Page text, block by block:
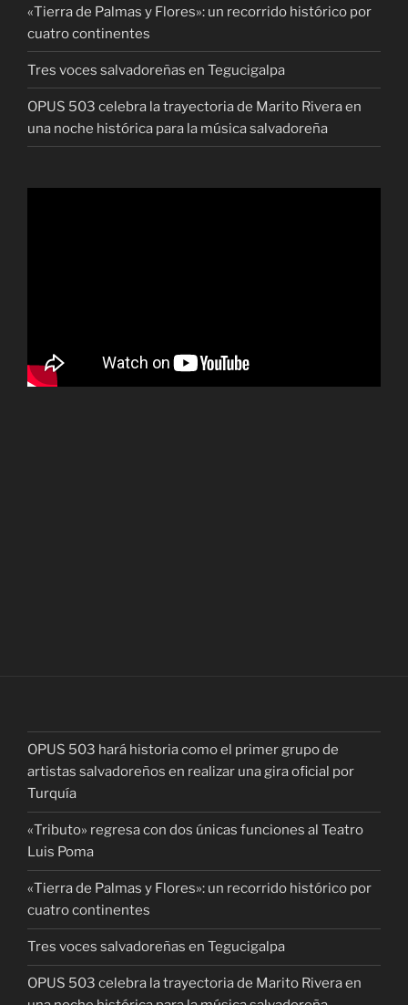
«Tierra de Palmas y Flores»: un recorrido histórico por
cuatro continentes
Tres voces salvadoreñas en Tegucigalpa
OPUS 503 celebra la trayectoria de Marito Rivera en
una noche histórica para la música salvadoreña
OPUS 503 hará historia como el primer grupo de
artistas salvadoreños en realizar una gira oficial por
Turquía
«Tributo» regresa con dos únicas funciones al Teatro
Luis Poma
«Tierra de Palmas y Flores»: un recorrido histórico por
cuatro continentes
Tres voces salvadoreñas en Tegucigalpa
OPUS 503 celebra la trayectoria de Marito Rivera en